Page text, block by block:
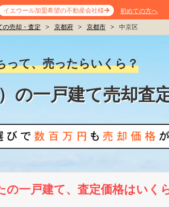
イエウール加盟希望の不動産会社様 初めての方へ
の売却・査定 > 京都府 > 京都市 > 中京区
って、売ったらいくら？
の一戸建て売却査
の一戸建て、査定価格はいく